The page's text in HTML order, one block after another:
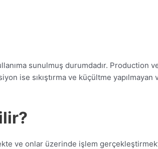
sunulmuş durumdadır. Production
ise sıkıştırma ve küçültme
ve onlar üzerinde işlem